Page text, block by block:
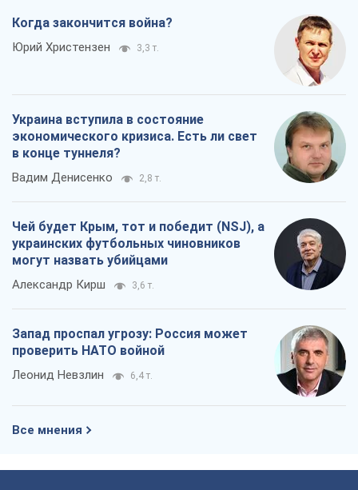
Когда закончится война?
Юрий Христензен 3,3 т.
Украина вступила в состояние
экономического кризиса. Есть ли свет
в конце туннеля?
Вадим Денисенко 2,8 т.
Чей будет Крым, тот и победит (NSJ), а
украинских футбольных чиновников
могут назвать убийцами
Александр Кирш 3,6 т.
Запад проспал угрозу: Россия может
проверить НАТО войной
Леонид Невзлин 6,4 т.
Все мнения